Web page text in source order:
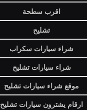
اقرب سطحة
تشليح
شراء سيارات سكراب
شراء سيارات تشليح
موقع شراء سيارات تشليح
ارقام يشترون سيارات تشليح